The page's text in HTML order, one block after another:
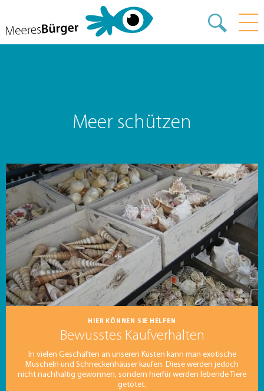
Meer schützen
HIER KÖNNEN SIE HELFEN
Bewusstes Kaufverhalten
In vielen Geschäften an unseren Küsten kann man exotische
Muscheln und Schneckenhäuser kaufen. Diese werden jedoch
nicht nachhaltig gewonnen, sondern hierfür werden lebende Tiere
getötet.